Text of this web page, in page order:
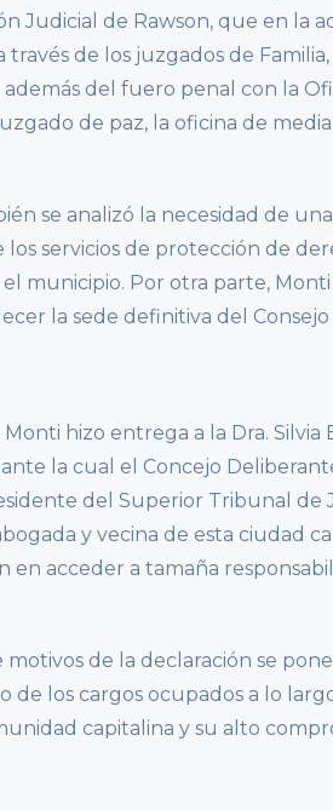
Judicial de Rawson, que en la
través de los juzgados de
del fuero penal con la
de paz, la oficina de
se analizó la necesidad de
servicios de protección de
municipio. Por otra parte,
la sede definitiva del
hizo entrega a la Dra. Silvia
la cual el Concejo
del Superior Tribunal de
y vecina de esta ciudad
en acceder a tamaña
motivos de la declaración se
de los cargos ocupados a lo
capitalina y su alto